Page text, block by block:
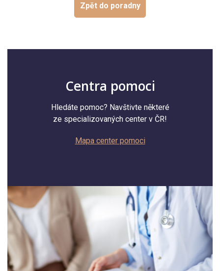
Zpět do poradny
Centra pomoci
Hledáte pomoc? Navštivte některé
ze specializovaných center v ČR!
Mapa center pomoci